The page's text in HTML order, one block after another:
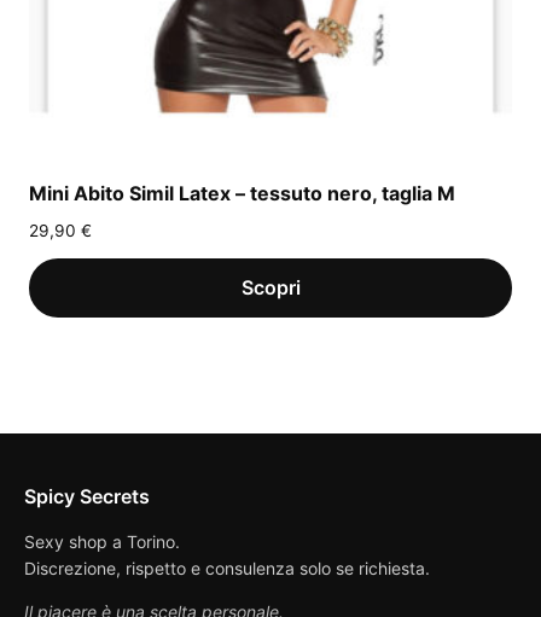
Mini Abito Simil Latex – tessuto nero, taglia M
29,90 €
Spicy Secrets
Sexy shop a Torino.
Discrezione, rispetto e consulenza solo se richiesta.
Il piacere è una scelta personale.